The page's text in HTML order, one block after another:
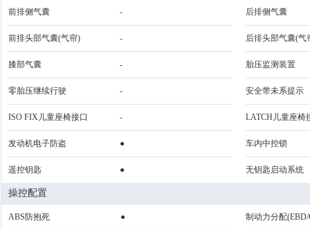
前排侧气囊 - 后排侧气囊
前排头部气囊(气帘) - 后排头部气囊(气
膝部气囊 - 胎压监测装置
零胎压继续行驶 - 安全带未系提示
ISO FIX儿童座椅接口 - LATCH儿童座椅
发动机电子防盗 ● 车内中控锁
遥控钥匙 ● 无钥匙启动系统
操控配置
ABS防抱死 ● 制动力分配